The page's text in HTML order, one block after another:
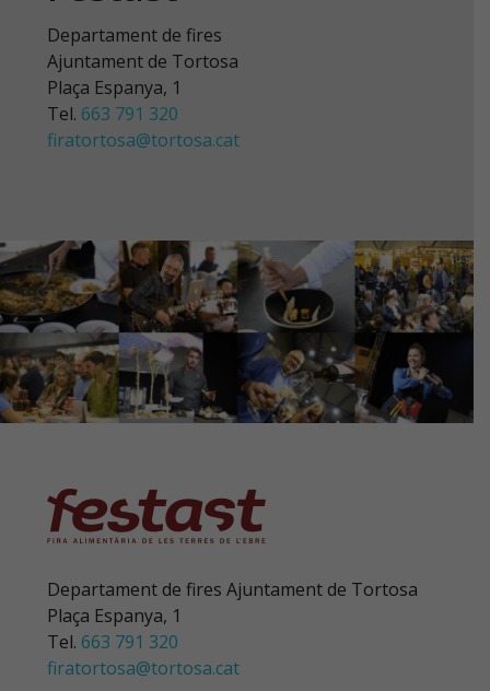
muestran
en
el
CAPTCHA
para
humano.
Departament de fires
Ajuntament de Tortosa
Plaça Espanya, 1
Tel. 663 791 320
firatortosa@tortosa.cat
Departament de fires Ajuntament de Tortosa
Plaça Espanya, 1
Tel. 663 791 320
firatortosa@tortosa.cat